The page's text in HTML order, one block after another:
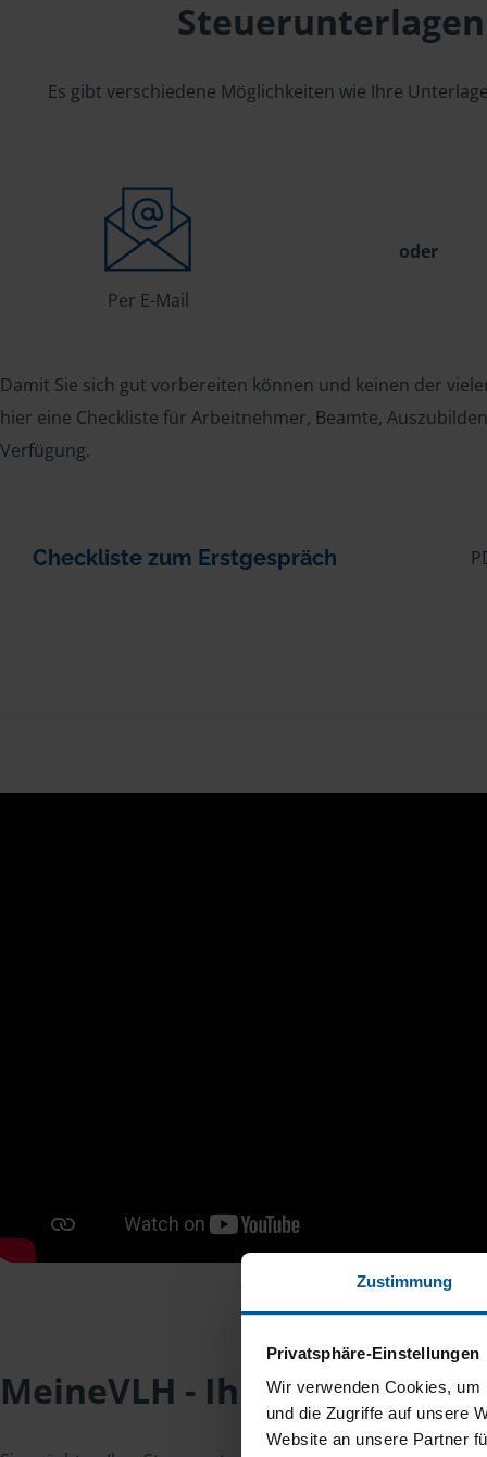
Zustimmung
Privatsphäre-Einstellungen
Wir verwenden Cookies,
und die Zugriffe auf unsere
Website an unsere Partner
Es gibt verschiedene Möglichkeiten wie Ihre
Per E-Mail
oder
Damit Sie sich gut vorbereiten können und keinen der
hier eine Checkliste für Arbeitnehmer, Beamte,
Verfügung.
Checkliste zum Erstgespräch
MeineVLH - Ihr